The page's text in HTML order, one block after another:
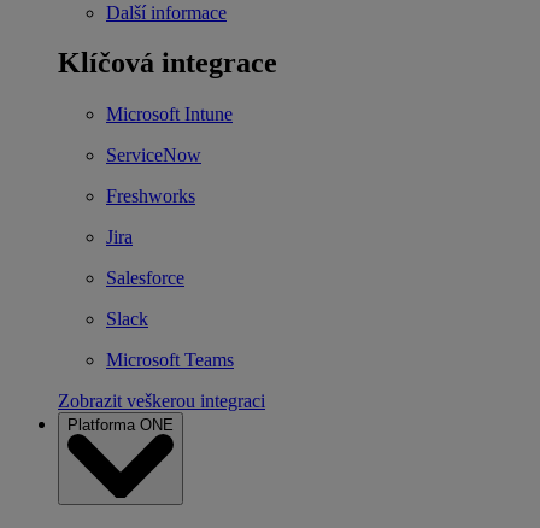
Další informace
Klíčová integrace
Microsoft Intune
ServiceNow
Freshworks
Jira
Salesforce
Slack
Microsoft Teams
Zobrazit veškerou integraci
Platforma ONE